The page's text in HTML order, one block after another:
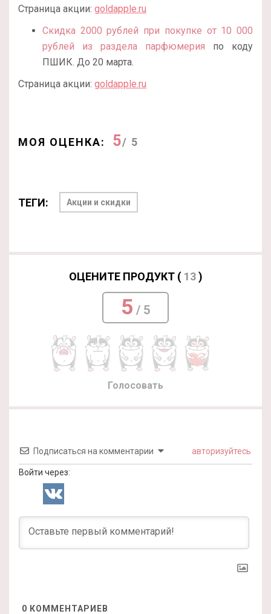
Страница акции: goldapple.ru
Скидка 2000 рублей при покупке от 10 000
рублей из раздела парфюмерия по коду
ПШИК. До 20 марта.
Страница акции: goldapple.ru
МОЯ ОЦЕНКА: 5/ 5
ТЕГИ: Акции и скидки
ОЦЕНИТЕ ПРОДУКТ ( 13)
5 / 5
Голосовать
Подписаться на комментарии авторизуйтесь
Войти через:
0 КОММЕНТАРИЕВ